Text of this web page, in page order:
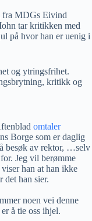
fra MDGs Eivind
tar kritikken med
på hvor han er uenig i
og ytringsfrihet.
kritikk og
omtaler
Borge som er daglig
besøk av rektor, …selv
Jeg vil berømme
han at han ikke
det han sier.
noen vei denne
å tie oss ihjel.